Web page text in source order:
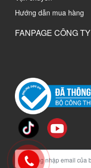
Hướng dẫn mua hàng
FANPAGE CÔNG TY